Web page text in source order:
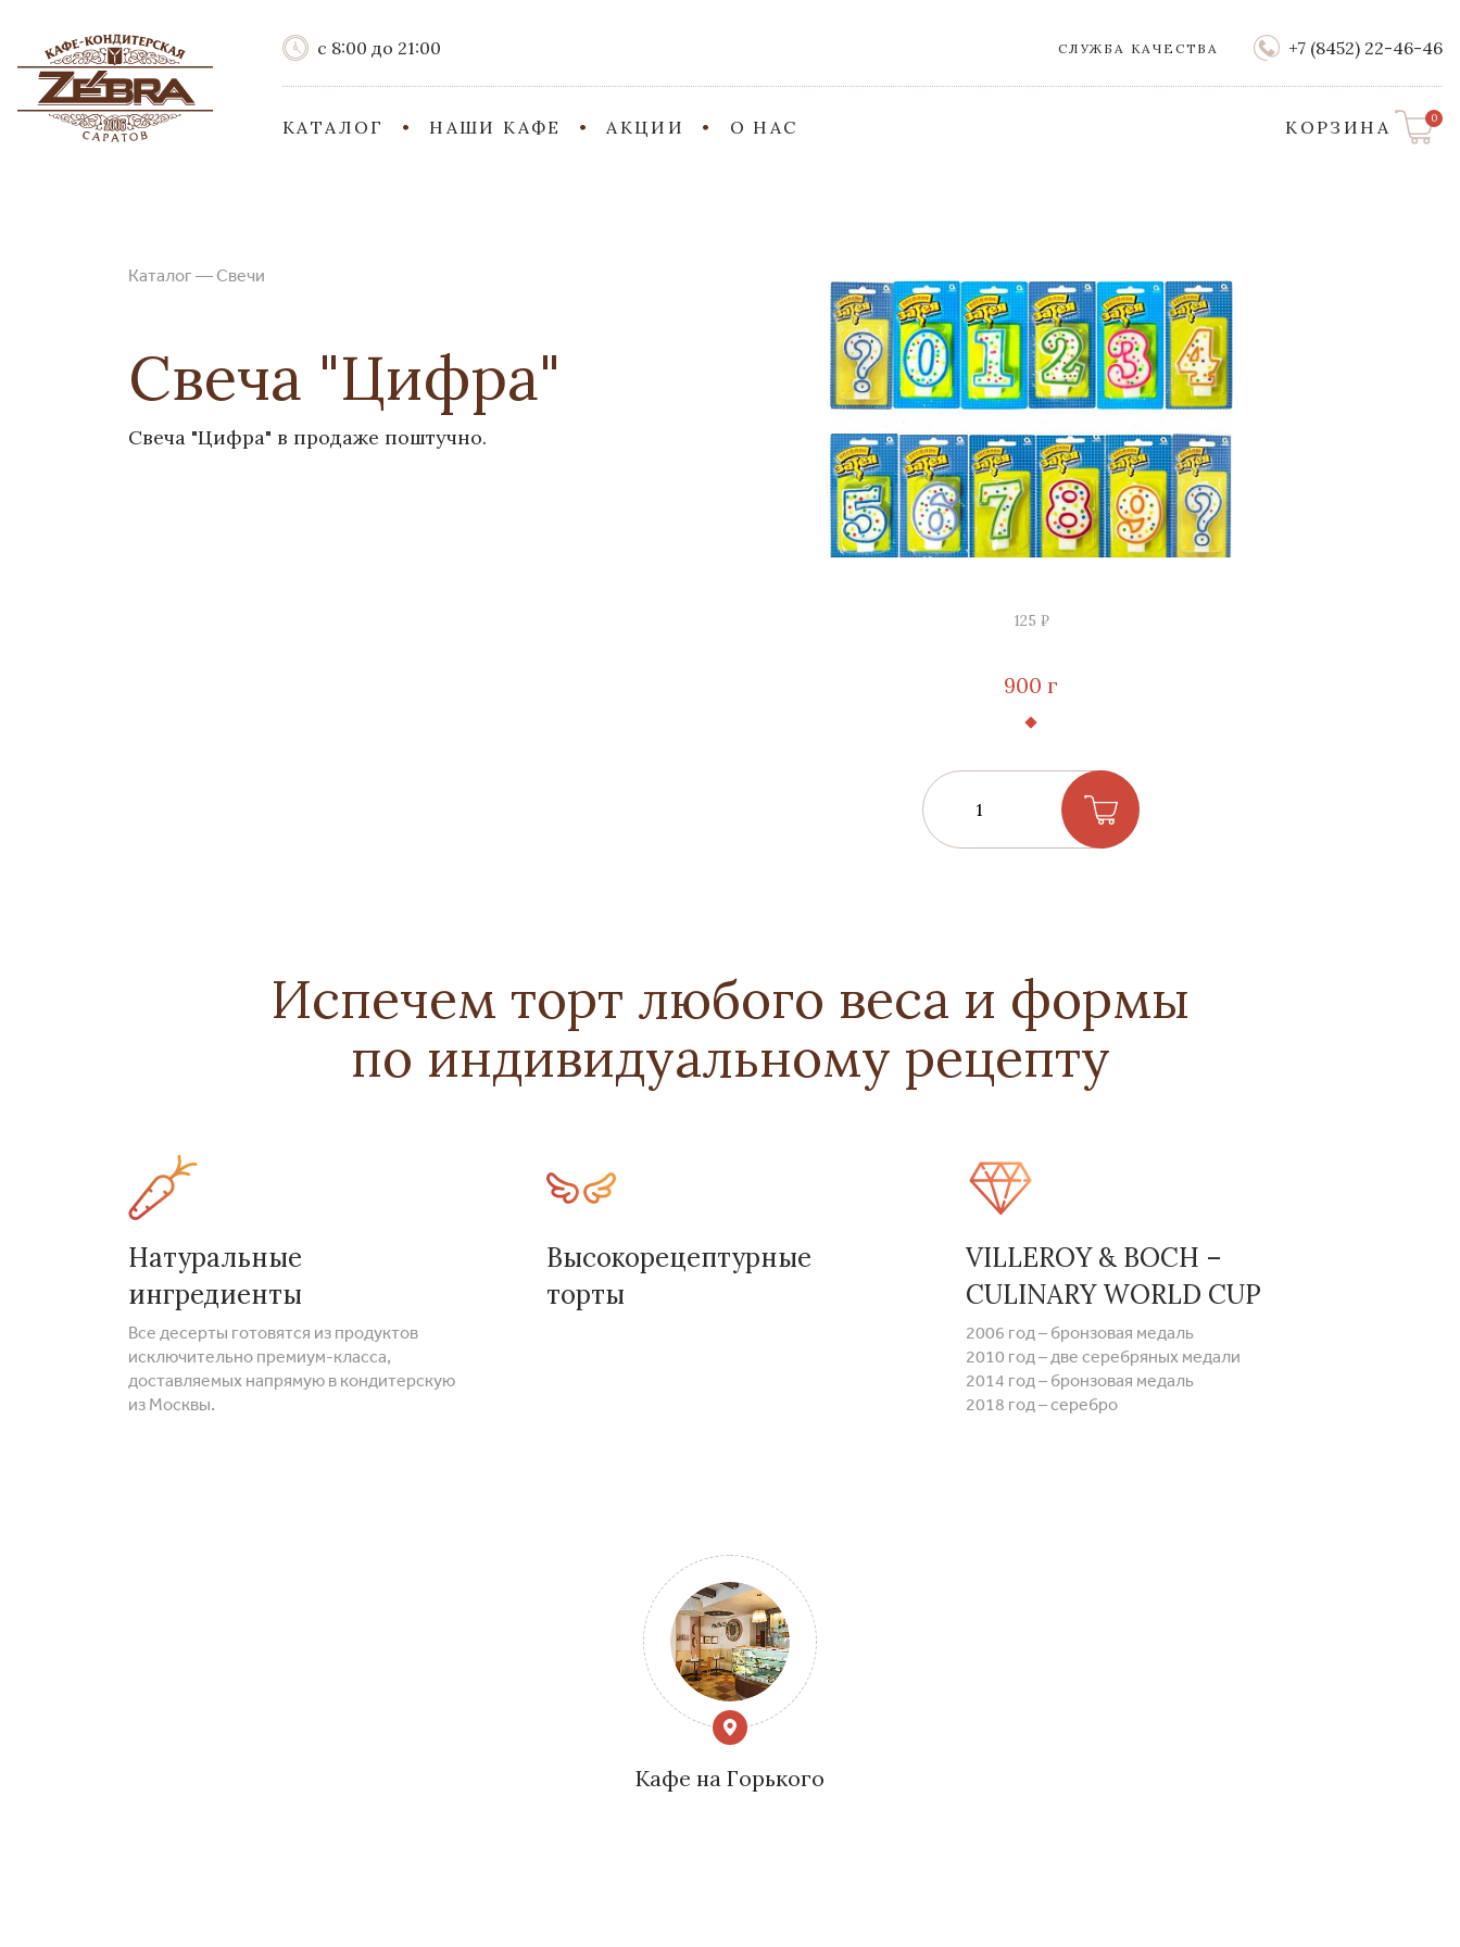
с 8:00 до 21:00 СЛУЖБА КАЧЕСТВА +7 (8452) 22-46-46
КАТАЛОГ НАШИ КАФЕ АКЦИИ О НАС КОРЗИНА 0
125 ₽
900 г
Каталог — Свечи
Свеча "Цифра"
Свеча "Цифра" в продаже поштучно.
Испечем торт любого веса и формы
по индивидуальному рецепту
Натуральные
ингредиенты
Все десерты готовятся из продуктов
исключительно премиум-класса,
доставляемых напрямую в кондитерскую
из Москвы.
Высокорецептурные
торты
VILLEROY & BOCH –
CULINARY WORLD CUP
2006 год – бронзовая медаль
2010 год – две серебряных медали
2014 год – бронзовая медаль
2018 год – серебро
Кафе на Горького